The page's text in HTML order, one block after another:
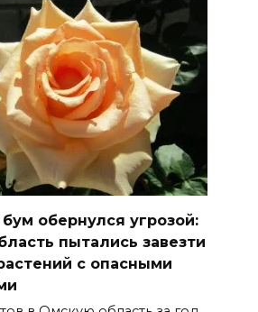
обернулся угрозой:
пытались завезти
с опасными